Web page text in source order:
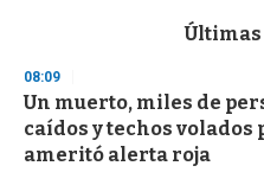
d
s
o
f
3
08:09
Un muerto, miles de
caídos y techos volados
ameritó alerta roja